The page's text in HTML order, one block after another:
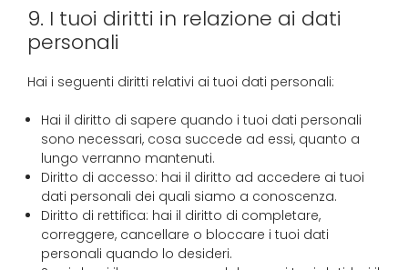
9. I tuoi diritti in relazione ai dati
personali
Hai i seguenti diritti relativi ai tuoi dati personali:
Hai il diritto di sapere quando i tuoi dati personali
sono necessari, cosa succede ad essi, quanto a
lungo verranno mantenuti.
Diritto di accesso: hai il diritto ad accedere ai tuoi
dati personali dei quali siamo a conoscenza.
Diritto di rettifica: hai il diritto di completare,
correggere, cancellare o bloccare i tuoi dati
personali quando lo desideri.